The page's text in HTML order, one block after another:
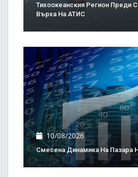
Тихоокеанския Регион Преди
Върха На АТИС
10/08/2026
Смесена Динамика На Пазара